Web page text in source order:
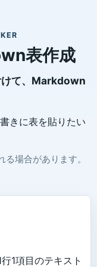
表作成
けて、Markdown
きに表を貼りたい
場合があります。
1項目のテキスト